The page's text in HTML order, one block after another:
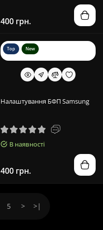
400 грн.
Top New
Налаштування БФП Samsung
В наявності
400 грн.
5 > >|